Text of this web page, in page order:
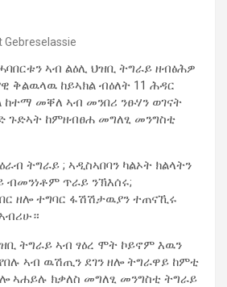
Gebreselassie
ኣብ ልዕሊ ህዝቢ ትግራይ ዘብፅሕዎ
ቅልዉላዉ ከይኣክል ብዕለት 11 ሕዳር
መቐለ ኣብ መንበሪ ንፁሃን ወገናት
ጉድኣት ከምዘብፀሐ መግለፂ መንግስቲ
ትግራይ ; ኣዲስኣበባን ካልኦት ክልላትን
ብመንነቶም ጥራይ ንኽእሰሩ;
ዘሎ ተግባር ፋሽሽታዉያን ተጠናኺሩ
ትግራይ ኣብ ፃዕረ ሞት ኮይኖም እዉን
ኣብ ዉሽጢን ደገን ዘሎ ትግራዋይ ከምቲ
ክቃለስ መግለፂ መንግስቲ ትግራይ